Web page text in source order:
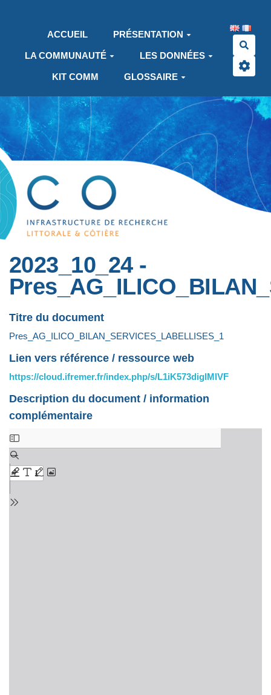
ACCUEIL
PRÉSENTATION
LA COMMUNAUTÉ LES DONNÉES
KIT COMM GLOSSAIRE
2023_10_24 -
Titre du document
Pres_AG_ILICO_BILAN_SERVICES_LABELLISES_1
Lien vers référence / ressource web
https://cloud.ifremer.fr/index.php/s/L1iK573diglMlVF
Description du document / information
complémentaire